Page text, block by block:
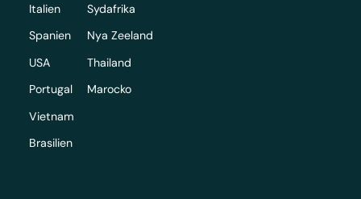
Italien
Spanien
USA
Portugal
Vietnam
Brasilien
Sydafrika
Nya Zeeland
Thailand
Marocko